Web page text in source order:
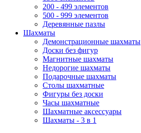
200 - 499 элементов
500 - 999 элементов
Деревянные пазлы
Шахматы
Демонстрационные шахматы
Доски без фигур
Магнитные шахматы
Недорогие шахматы
Подарочные шахматы
Столы шахматные
Фигуры без доски
Часы шахматные
Шахматные аксессуары
Шахматы - 3 в 1